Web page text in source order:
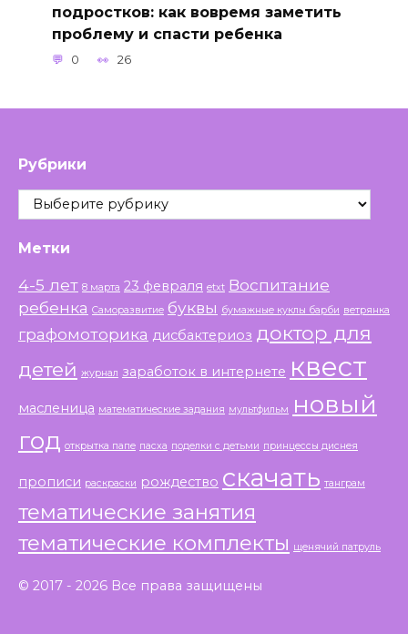
подростков: как вовремя заметить
проблему и спасти ребенка
0 26
Рубрики
Рубрики
Метки
4-5 лет 8 марта 23 февраля etxt Воспитание
ребенка Саморазвитие буквы бумажные куклы барби ветрянка
графомоторика дисбактериоз доктор для
детей журнал заработок в интернете квест
масленица математические задания мультфильм
новый
год открытка папе пасха поделки с детьми принцессы диснея
прописи раскраски рождество скачать танграм
тематические занятия
тематические комплекты щенячий патруль
© 2017 - 2026 Все права защищены